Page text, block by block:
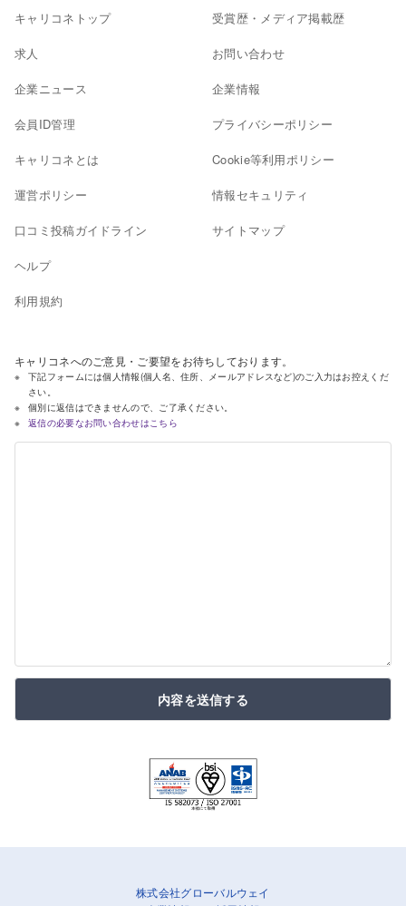
キャリコネトップ
求人
企業ニュース
会員ID管理
キャリコネとは
運営ポリシー
口コミ投稿ガイドライン
ヘルプ
利用規約
受賞歴・メディア掲載歴
お問い合わせ
企業情報
プライバシーポリシー
Cookie等利用ポリシー
情報セキュリティ
サイトマップ
キャリコネへのご意見・ご要望をお待ちしております。
下記フォームには個人情報(個人名、住所、メールアドレスなど)のご入力はお控えくだ
さい。
個別に返信はできませんので、ご了承ください。
返信の必要なお問い合わせはこちら
内容を送信する
株式会社グローバルウェイ